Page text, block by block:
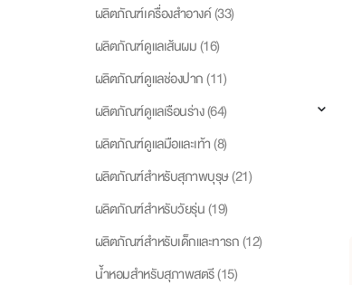
ผลิตภัณฑ์เครื่องสำอางค์(33)
ผลิตภัณฑ์ดูแลเส้นผม(16)
ผลิตภัณฑ์ดูแลช่องปาก(11)
ผลิตภัณฑ์ดูแลเรือนร่าง(64)
ผลิตภัณฑ์ดูแลมือและเท้า(8)
ผลิตภัณฑ์สำหรับสุภาพบุรุษ(21)
ผลิตภัณฑ์สำหรับวัยรุ่น(19)
ผลิตภัณฑ์สำหรับเด็กและทารก(12)
น้ำหอมสำหรับสุภาพสตรี(15)